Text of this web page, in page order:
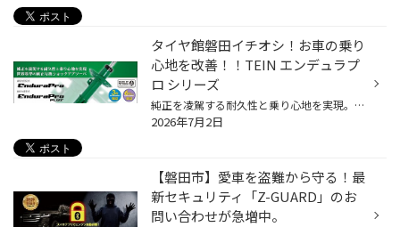
タイヤ館磐田イチオシ！お車の乗り
心地を改善！！TEIN エンデュラプ
ロ シリーズ
純正を凌駕する耐久性と乗り心地を実現。世界基準の純正互換ショックアブソーバー ☆純正形状 エンデュラプロ/エンデュラプロプラスは純正形状の高性能ショックアブソーバーです。 純正ショックアブソーバーと同形状のロアスプリングシートを備え、純正スプリングと純正アッパーマウントの使用を前提...
2026年7月2日
【磐田市】愛車を盗難から守る！最
新セキュリティ「Z-GUARD」のお
問い合わせが急増中。